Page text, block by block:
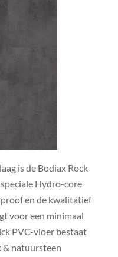
is de Bodiax Rock
Hydro-core
en de kwalitatief
voor een minimaal
PVC-vloer bestaat
& natuursteen